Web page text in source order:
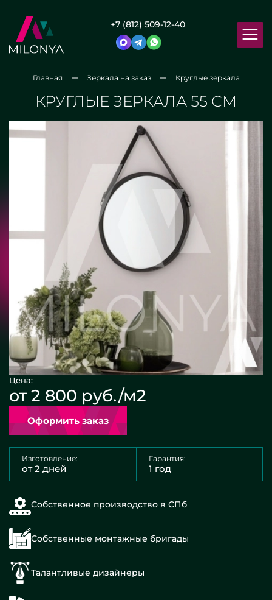
+7 (812) 509-12-40
Главная Зеркала на заказ Круглые зеркала
КРУГЛЫЕ ЗЕРКАЛА 55 СМ
Цена:
от 2 800 руб./м2
Оформить заказ
Изготовление:
от 2 дней
Гарантия:
1 год
Собственное производство в СПб
Собственные монтажные бригады
Талантливые дизайнеры